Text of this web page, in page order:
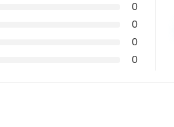
0
0
0
0